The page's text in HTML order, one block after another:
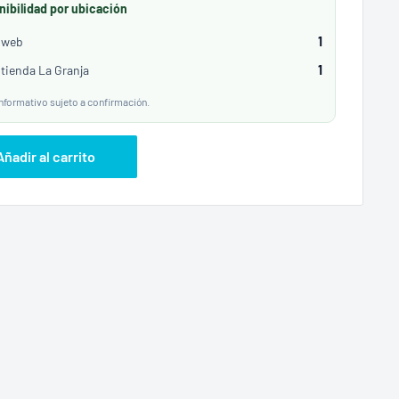
por ubicación
1
La Granja
1
sujeto a confirmación.
al carrito